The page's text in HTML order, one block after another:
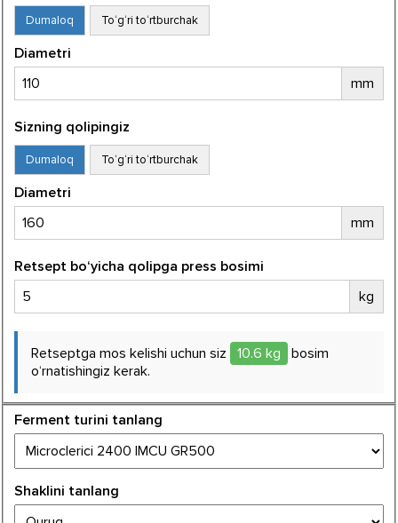
Dumaloq To‘g‘ri to‘rtburchak
Diametri
mm
Sizning qolipingiz
Dumaloq To‘g‘ri to‘rtburchak
Diametri
mm
Retsept bo‘yicha qolipga press bosimi
kg
Retseptga mos kelishi uchun siz 10.6 kg
bosim
o‘rnatishingiz kerak.
Ferment turini tanlang
Shaklini tanlang